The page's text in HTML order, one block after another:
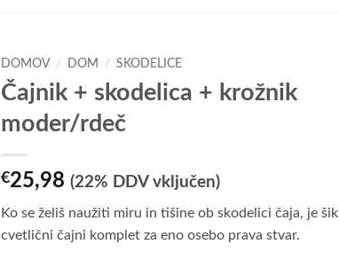
DOMOV / DOM / SKODELICE
Čajnik + skodelica + krožnik
moder/rdeč
€25,98 (22% DDV vključen)
Ko se želiš naužiti miru in tišine ob skodelici čaja, je šik
cvetlični čajni komplet za eno osebo prava stvar.